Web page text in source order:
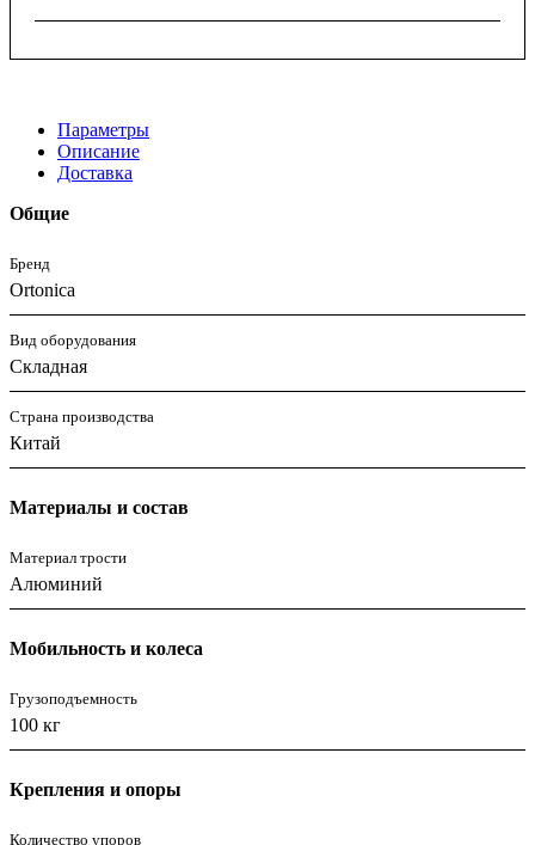
Параметры
Описание
Доставка
Общие
Бренд
Ortonica
Вид оборудования
Складная
Страна производства
Китай
Материалы и состав
Материал трости
Алюминий
Мобильность и колеса
Грузоподъемность
100 кг
Крепления и опоры
Количество упоров